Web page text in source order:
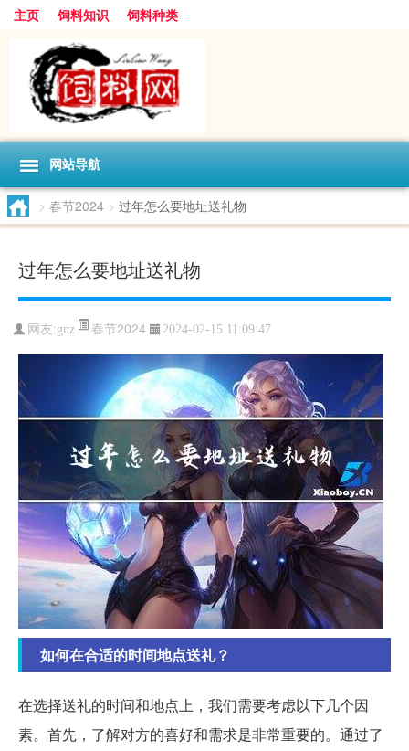
主页 饲料知识 饲料种类
网站导航
> 春节2024 > 过年怎么要地址送礼物
过年怎么要地址送礼物
网友:gnz 春节2024 2024-02-15 11:09:47
如何在合适的时间地点送礼？
在选择送礼的时间和地点上，我们需要考虑以下几个因
素。首先，了解对方的喜好和需求是非常重要的。通过了